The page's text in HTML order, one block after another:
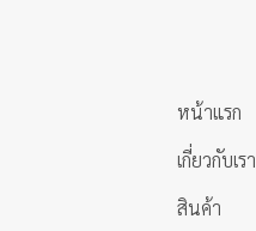
หน้าแรก
เกี่ยวกับเรา
สินค้า